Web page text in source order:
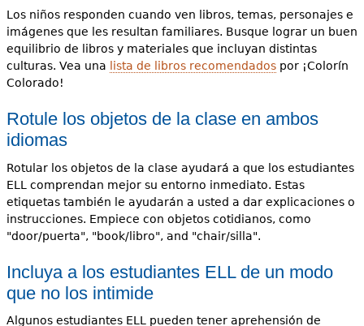
Los niños responden cuando ven libros, temas, personajes e
imágenes que les resultan familiares. Busque lograr un buen
equilibrio de libros y materiales que incluyan distintas
culturas. Vea una
lista de libros recomendadospor ¡Colorín
Colorado!
Rotule los objetos de la clase en ambos
idiomas
Rotular los objetos de la clase ayudará a que los estudiantes
ELL comprendan mejor su entorno inmediato. Estas
etiquetas también le ayudarán a usted a dar explicaciones o
instrucciones. Empiece con objetos cotidianos, como
"door/puerta", "book/libro", and "chair/silla".
Incluya a los estudiantes ELL de un modo
que no los intimide
Algunos estudiantes ELL pueden tener aprehensión de